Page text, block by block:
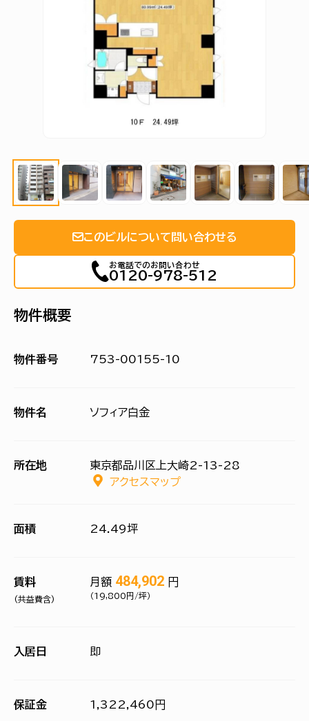
このビルについて問い合わせる
お電話でのお問い合わせ
0120-978-512
物件概要
物件番号 753-00155-10
物件名 ソフィア白金
所在地
東京都品川区上大崎2-13-28
アクセスマップ
面積 24.49坪
賃料
(共益費含)
月額 484,902 円
（19,800円/坪）
入居日 即
保証金 1,322,460円